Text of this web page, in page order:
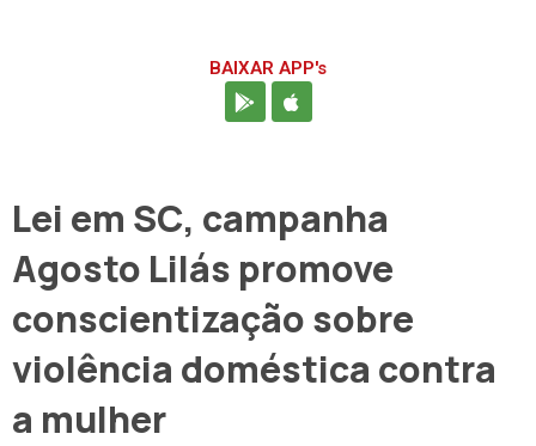
BAIXAR APP's
Lei em SC, campanha
Agosto Lilás promove
conscientização sobre
violência doméstica contra
a mulher